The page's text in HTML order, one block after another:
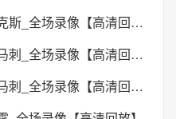
2026年06月09日 马刺VS尼克斯_全场录像【高清回放】
2026年06月06日 尼克斯VS马刺_全场录像【高清回放】
2026年06月04日 尼克斯VS马刺_全场录像【高清回放】